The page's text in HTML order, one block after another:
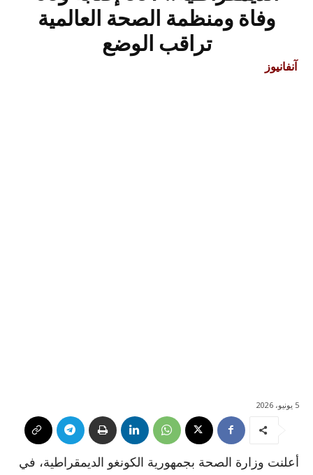
وفاة ومنظمة الصحة العالمية
تراقب الوضع
آنفانيوز
5 يونيو، 2026
أعلنت وزارة الصحة بجمهورية الكونغو الديمقراطية، في